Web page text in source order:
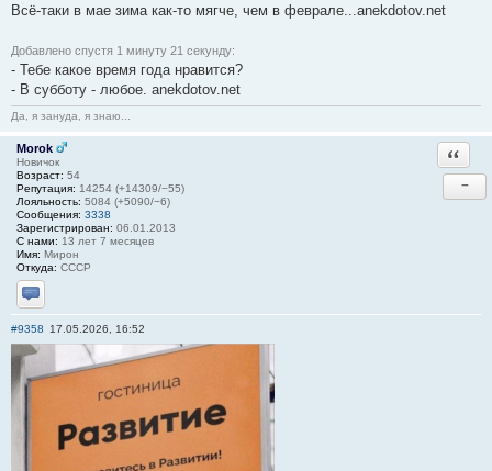
Всё-таки в мае зима как-то мягче, чем в феврале...anekdotov.net
Добавлено спустя 1 минуту 21 секунду:
- Тебе какое время года нравится?
- В субботу - любое. anekdotov.net
Да, я зануда, я знаю...
Morok
Новичок
Возраст: 54
Репутация: 14254 (+14309/−55)
Лояльность: 5084 (+5090/−6)
Сообщения: 3338
Зарегистрирован: 06.01.2013
С нами: 13 лет 7 месяцев
Имя: Мирон
Откуда: СССР
Отправить личное сообщение
−
#9358 17.05.2026, 16:52